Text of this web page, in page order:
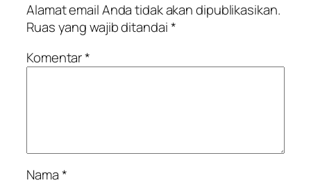
Alamat email Anda tidak akan dipublikasikan.
Ruas yang wajib ditandai*
Komentar*
Nama*